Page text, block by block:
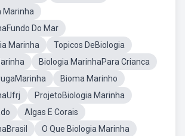
Marinha
Do Mar
Marinha
Topicos DeBiologia
Biologia MarinhaPara Crianca
Bioma Marinho
ProjetoBiologia Marinha
Algas E Corais
O Que Biologia Marinha